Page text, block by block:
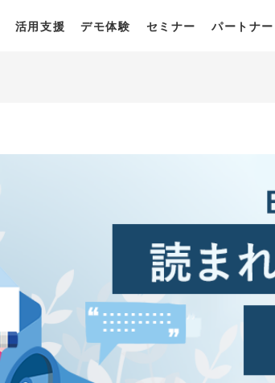
活用支援 デモ体験 セミナー パートナー